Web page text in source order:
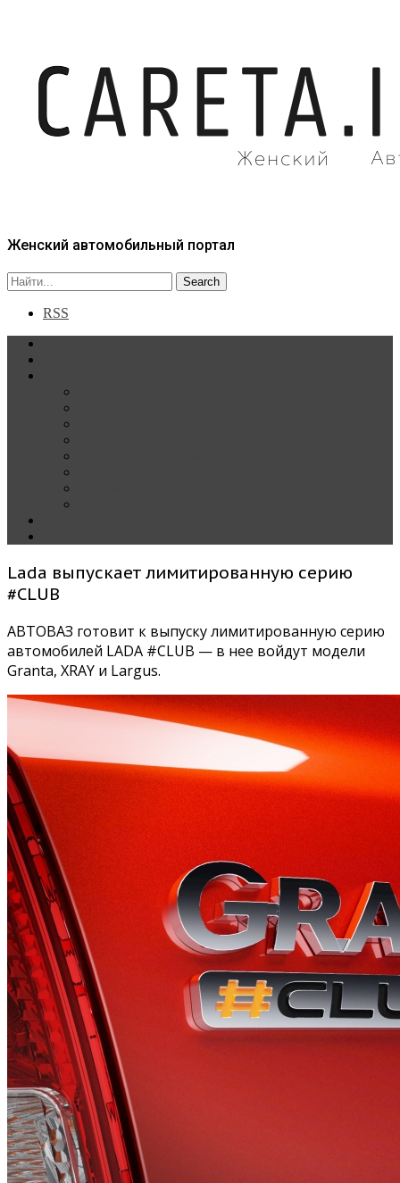
Женский автомобильный портал
RSS
Lada выпускает лимитированную серию
#CLUB
АВТОВАЗ готовит к выпуску лимитированную серию
автомобилей LADA #CLUB — в нее войдут модели
Granta, XRAY и Largus.